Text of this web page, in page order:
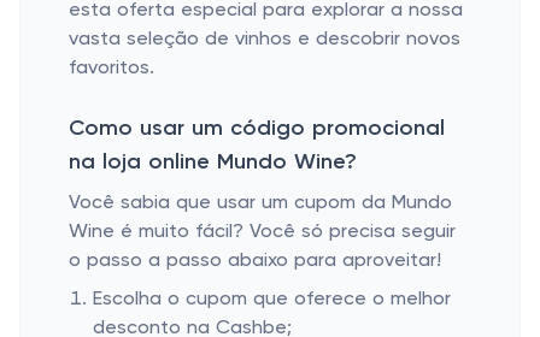
esta oferta especial para explorar a nossa
vasta seleção de vinhos e descobrir novos
favoritos.
Como usar um código promocional
na loja online Mundo Wine?
Você sabia que usar um cupom da Mundo
Wine é muito fácil? Você só precisa seguir
o passo a passo abaixo para aproveitar!
Escolha o cupom que oferece o melhor
desconto na Cashbe;